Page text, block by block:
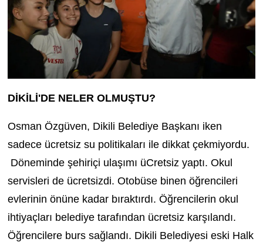
DİKİLİ'DE NELER OLMUŞTU?
Osman Özgüven, Dikili Belediye Başkanı iken
sadece ücretsiz su politikaları ile dikkat çekmiyordu.
Döneminde şehiriçi ulaşımı üCretsiz yaptı. Okul
servisleri de ücretsizdi. Otobüse binen öğrencileri
evlerinin önüne kadar bıraktırdı. Öğrencilerin okul
ihtiyaçları belediye tarafından ücretsiz karşılandı.
Öğrencilere burs sağlandı. Dikili Belediyesi eski Halk